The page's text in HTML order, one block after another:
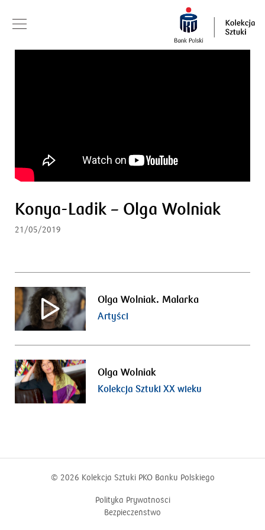
Konya-Ladik – Olga Wolniak
21/05/2019
Olga Wolniak. Malarka
Artyści
Olga Wolniak
Kolekcja Sztuki XX wieku
© 2026 Kolekcja Sztuki PKO Banku Polskiego
Polityka Prywatności
Bezpieczeństwo